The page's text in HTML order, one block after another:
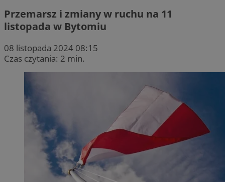
Przemarsz i zmiany w ruchu na 11
listopada w Bytomiu
08 listopada 2024 08:15
Czas czytania: 2 min.